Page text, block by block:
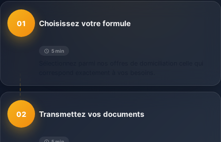
01
5 min
Choisissez votre formule
02 Transmettez vos documents